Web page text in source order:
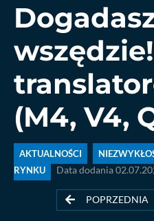
(M4, V4,
AKTUALNOŚCI
RYNKU
Data dodania
POPRZEDNIA